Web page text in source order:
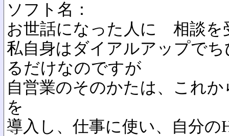
ソフト名：
お世話になった人に 相談を
私自身はダイアルアップで
るだけなのですが
自営業のそのかたは、これ
を
導入し、仕事に使い、自分の